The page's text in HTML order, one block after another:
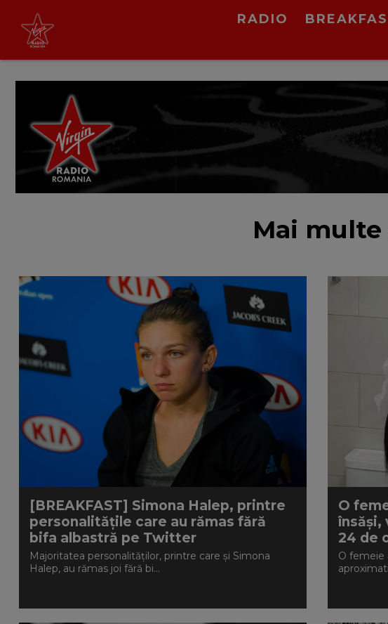
RADIO
Mai
[BREAKFAST] Simona Halep, printre
personalitățile care au rămas fără
bifa albastră pe Twitter
Majoritatea personalităților, printre care și Simona
Halep, au rămas joi fără bi...
O
însăși,
24 de
O femeie